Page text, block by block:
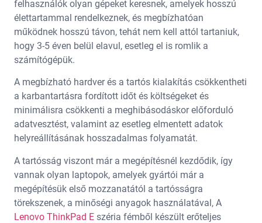
felhasználók olyan gépeket keresnek, amelyek hosszú
élettartammal rendelkeznek, és megbízhatóan
működnek hosszú távon, tehát nem kell attól tartaniuk,
hogy 3-5 éven belül elavul, esetleg el is romlik a
számítógépük.
A megbízható hardver és a tartós kialakítás csökkentheti
a karbantartásra fordított időt és költségeket és
minimálisra csökkenti a meghibásodáskor előforduló
adatvesztést, valamint az esetleg elmentett adatok
helyreállításának hosszadalmas folyamatát.
A tartósság viszont már a megépítésnél kezdődik, így
vannak olyan laptopok, amelyek gyártói már a
megépítésük első mozzanatától a tartósságra
törekszenek, a minőségi anyagok használatával, A
Lenovo ThinkPad E széria fémből készült erőteljes